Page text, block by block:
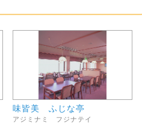
味皆美 ふじな亭
アジミナミ フジナテイ